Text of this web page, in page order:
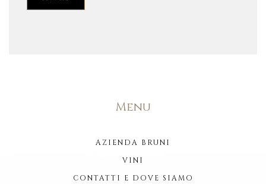
Menu
AZIENDA BRUNI
VINI
CONTATTI E DOVE SIAMO